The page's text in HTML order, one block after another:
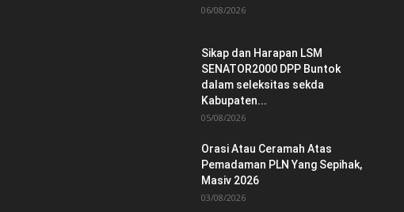
06/08/2026
Sikap dan Harapan LSM
SENATOR2000 DPP Buntok
dalam seleksitas sekda
Kabupaten...
05/08/2026
Orasi Atau Ceramah Atas
Pemadaman PLN Yang Sepihak,
Masiv 2026
03/08/2026